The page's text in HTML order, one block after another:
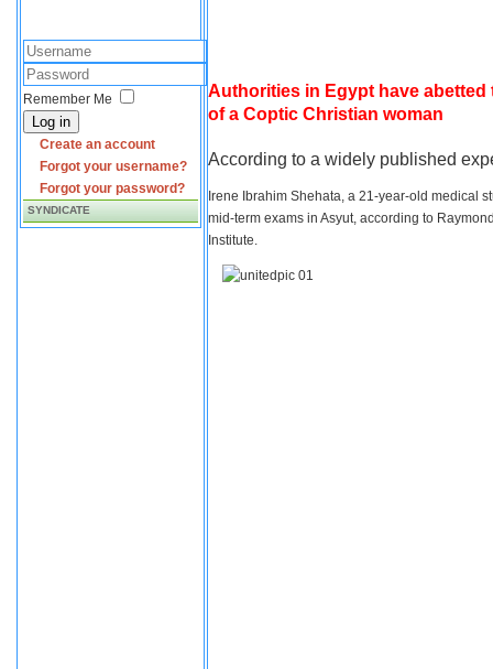
Remember Me
Log in
Create an account
Forgot your username?
Forgot your password?
SYNDICATE
Authorities in Egypt have
of a Coptic Christian woman
According to a widely published
Irene Ibrahim Shehata, a 21-year-old medical
mid-term exams in Asyut, according to
Institute.